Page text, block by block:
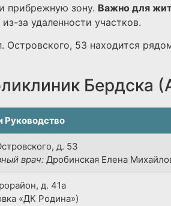
прибрежную зону. Важно для
за удаленности участков.
Островского, 53 находится
Бердска
Руководство
д. 53
врач: Дробинская Елена
д. 41а
«ДК Родина»)